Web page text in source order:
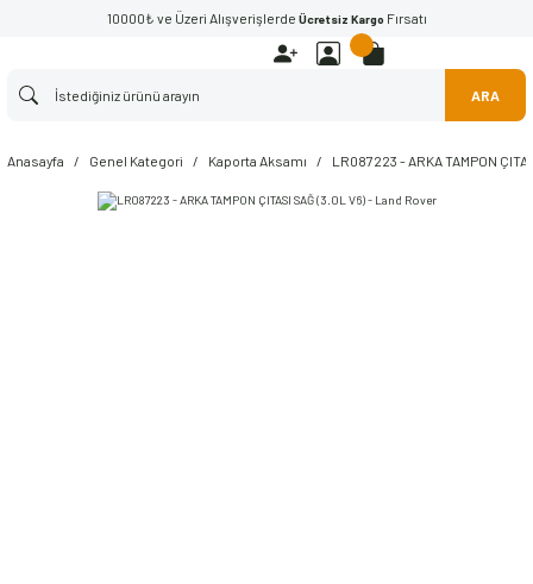
10000₺ ve Üzeri Alışverişlerde Ücretsiz Kargo Fırsatı
ARA
Anasayfa Genel Kategori Kaporta Aksamı LR087223 - ARKA TAMPON